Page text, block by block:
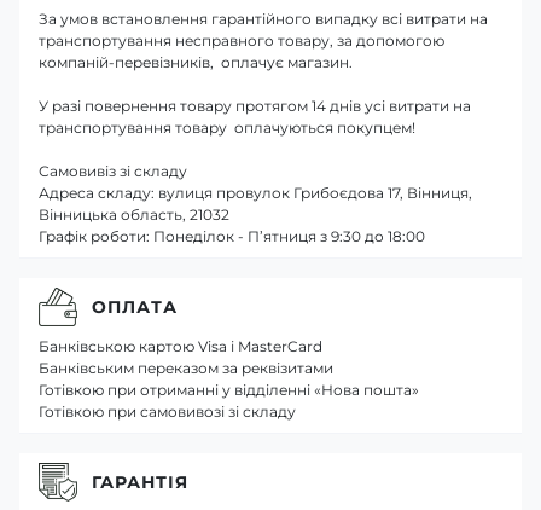
За умов встановлення гарантійного випадку всі витрати на
транспортування несправного товару, за допомогою
компаній-перевізників, оплачує магазин.
У разі повернення товару протягом 14 днів усі витрати на
транспортування товару оплачуються покупцем!
Самовивіз зі складу
Адреса складу: вулиця провулок Грибоєдова 17, Вінниця,
Вінницька область, 21032
Графік роботи: Понеділок - П’ятниця з 9:30 до 18:00
ОПЛАТА
Банківською картою Visa і MasterCard
Банківським переказом за реквізитами
Готівкою при отриманні у відділенні «Нова пошта»
Готівкою при самовивозі зі складу
ГАРАНТІЯ